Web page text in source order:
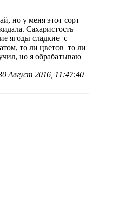
но у меня этот сорт
Сахаристость
ягоды сладкие с
то ли цветов то ли
но я обрабатываю
Август 2016, 11:47:40